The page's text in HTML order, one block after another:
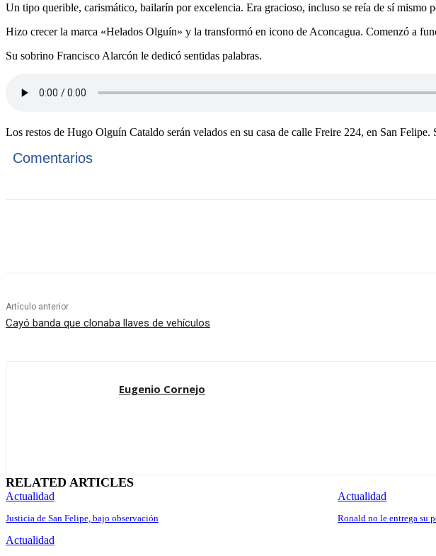
Un tipo querible, carismático, bailarín por excelencia. Era gracioso, incluso se reía de sí
Hizo crecer la marca «Helados Olguín» y la transformó en icono de Aconcagua. Comenzó a
Su sobrino Francisco Alarcón le dedicó sentidas palabras.
Los restos de Hugo Olguín Cataldo serán velados en su casa de calle Freire 224, en San
Comentarios
Artículo anterior
Cayó banda que clonaba llaves de vehículos
Eugenio Cornejo
RELATED ARTICLES
Actualidad
Justicia de San Felipe, bajo observación
Actualidad
Ronald no le entrega su
Actualidad